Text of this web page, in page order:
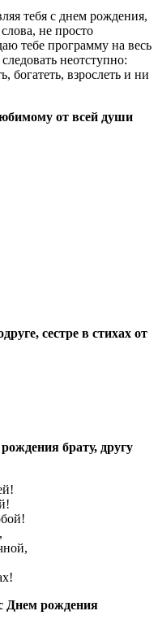
тебя с днем рождения,
не просто
тебе программу на весь
неотступно:
богатеть, взрослеть и ни
от всей души
сестре в стихах от
брату, другу
Днем рождения